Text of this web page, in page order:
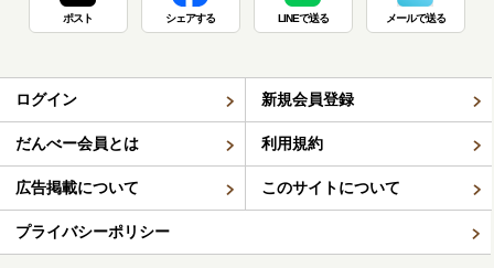
ポスト シェアする LINEで送る メールで送る
ログイン 新規会員登録
だんべー会員とは 利用規約
広告掲載について このサイトについて
プライバシーポリシー